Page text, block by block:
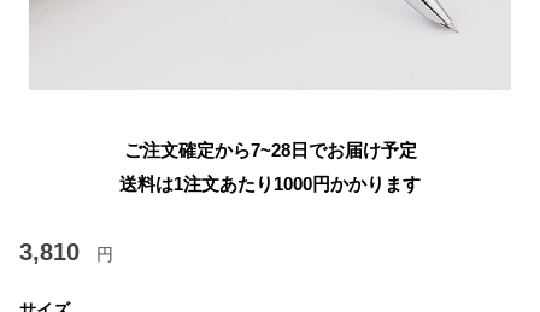
ご注文確定から7~28日でお届け予定
送料は1注文あたり 1000円かかります
3,810 円